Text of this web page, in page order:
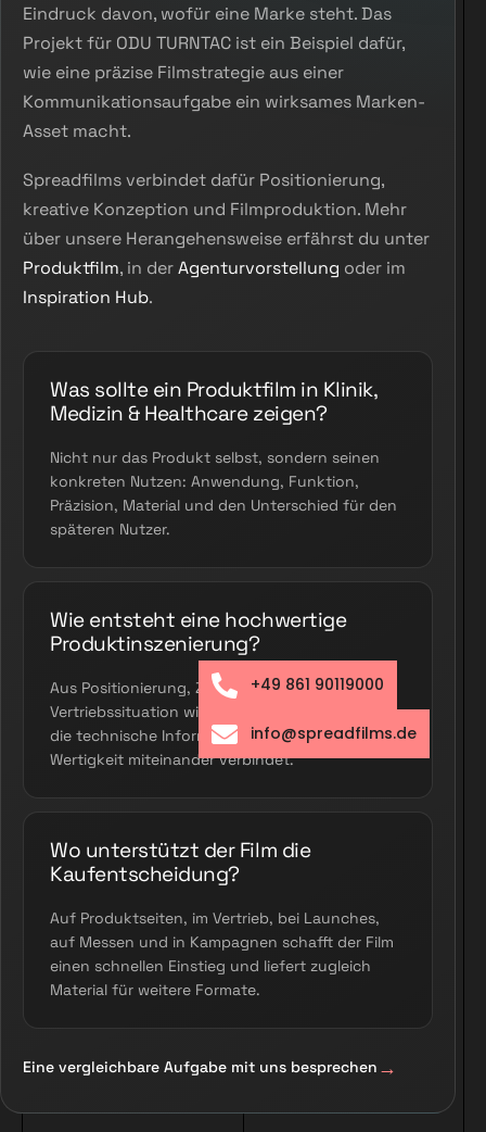
Eindruck davon, wofür eine Marke steht. Das
Projekt für ODU TURNTAC ist ein Beispiel dafür,
wie eine präzise Filmstrategie aus einer
Kommunikationsaufgabe ein wirksames Marken-
Asset macht.
Spreadfilms verbindet dafür Positionierung,
kreative Konzeption und Filmproduktion. Mehr
über unsere Herangehensweise erfährst du unter
Produktfilm, in derAgenturvorstellung oder im
Inspiration Hub.
Was sollte ein Produktfilm in Klinik,
Medizin & Healthcare zeigen?
Nicht nur das Produkt selbst, sondern seinen
konkreten Nutzen: Anwendung, Funktion,
Präzision, Material und den Unterschied für den
späteren Nutzer.
Wie entsteht eine hochwertige
Produktinszenierung?
Aus Positionierung, Zielgruppe und
Vertriebssituation wird eine Bildidee entwickelt,
die technische Information und emotionale
Wertigkeit miteinander verbindet.
Wo unterstützt der Film die
Kaufentscheidung?
Auf Produktseiten, im Vertrieb, bei Launches,
auf Messen und in Kampagnen schafft der Film
einen schnellen Einstieg und liefert zugleich
Material für weitere Formate.
Eine vergleichbare Aufgabe mit uns besprechen
+49 861 90119000
info@spreadfilms.de